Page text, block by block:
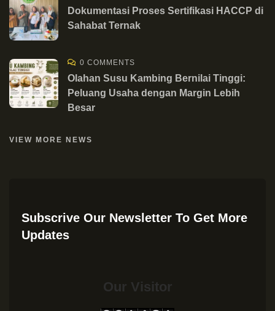
Dokumentasi Proses Sertifikasi HACCP di
Sahabat Ternak
0 COMMENTS
Olahan Susu Kambing Bernilai Tinggi:
Peluang Usaha dengan Margin Lebih
Besar
VIEW MORE NEWS
Subscrive Our Newsletter To Get More
Updates
Our Visitor